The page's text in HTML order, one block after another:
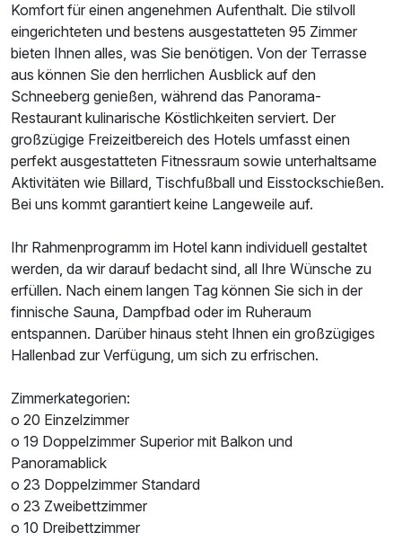
Komfort für einen angenehmen Aufenthalt. Die stilvoll
eingerichteten und bestens ausgestatteten 95 Zimmer
bieten Ihnen alles, was Sie benötigen. Von der Terrasse
aus können Sie den herrlichen Ausblick auf den
Schneeberg genießen, während das Panorama-
Restaurant kulinarische Köstlichkeiten serviert. Der
großzügige Freizeitbereich des Hotels umfasst einen
perfekt ausgestatteten Fitnessraum sowie unterhaltsame
Aktivitäten wie Billard, Tischfußball und Eisstockschießen.
Bei uns kommt garantiert keine Langeweile auf.
Ihr Rahmenprogramm im Hotel kann individuell gestaltet
werden, da wir darauf bedacht sind, all Ihre Wünsche zu
erfüllen. Nach einem langen Tag können Sie sich in der
finnische Sauna, Dampfbad oder im Ruheraum
entspannen. Darüber hinaus steht Ihnen ein großzügiges
Hallenbad zur Verfügung, um sich zu erfrischen.
Zimmerkategorien:
o 20 Einzelzimmer
o 19 Doppelzimmer Superior mit Balkon und
Panoramablick
o 23 Doppelzimmer Standard
o 23 Zweibettzimmer
o 10 Dreibettzimmer